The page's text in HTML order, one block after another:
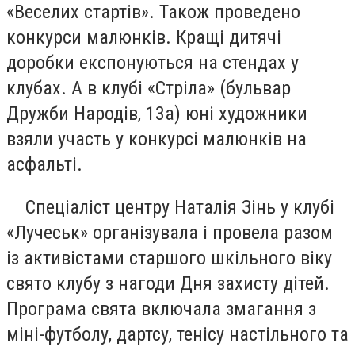
«Веселих стартів». Також проведено
конкурси малюнків. Кращі дитячі
доробки експонуються на стендах у
клубах. А в клубі «Стріла» (бульвар
Дружби Народів, 13а) юні художники
взяли участь у конкурсі малюнків на
асфальті.
Спеціаліст центру Наталія Зінь у клубі
«Лучеськ» організувала і провела разом
із активістами старшого шкільного віку
свято клубу з нагоди Дня захисту дітей.
Програма свята включала змагання з
міні-футболу, дартсу, тенісу настільного та